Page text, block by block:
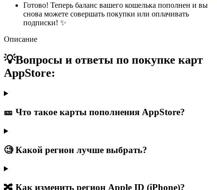
Готово! Теперь баланс вашего кошелька пополнен и вы
снова можете совершать покупки или оплачивать
подписки! ✨
Описание
💡Вопросы и ответы по покупке карт
AppStore:
🎫 Что такое карты пополнения AppStore?
🧐 Какой регион лучше выбрать?
🔀 Как изменить регион Apple ID (iPhone)?